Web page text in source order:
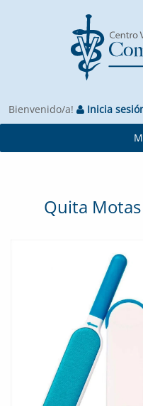
Bienvenido/a! Inicia
Quita